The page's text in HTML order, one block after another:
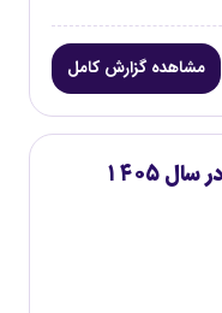
مشاهده گزارش کامل
۱۴۰۵